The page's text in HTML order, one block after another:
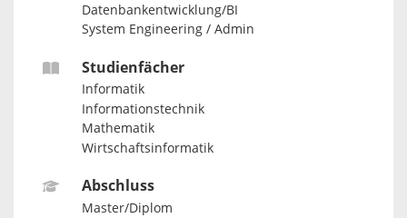
Datenbankentwicklung/BI
System Engineering / Admin
Studienfächer
Informatik
Informationstechnik
Mathematik
Wirtschaftsinformatik
Abschluss
Master/Diplom